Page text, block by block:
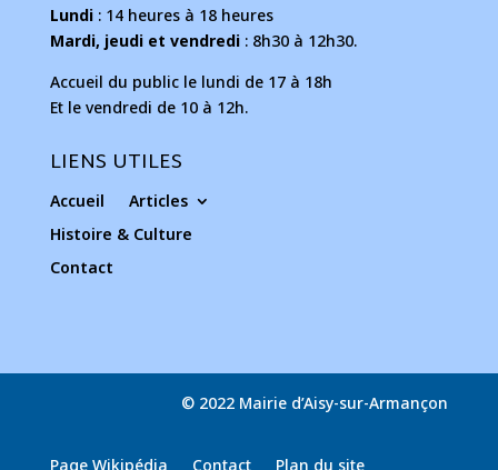
Lundi: 14 heures à 18 heures
Mardi, jeudi et vendredi: 8h30 à 12h30.
Accueil du public le lundi de 17 à 18h
Et le vendredi de 10 à 12h.
LIENS UTILES
Accueil
Articles
Histoire & Culture
Contact
© 2022 Mairie d’Aisy-sur-Armançon
Page Wikipédia Contact Plan du site